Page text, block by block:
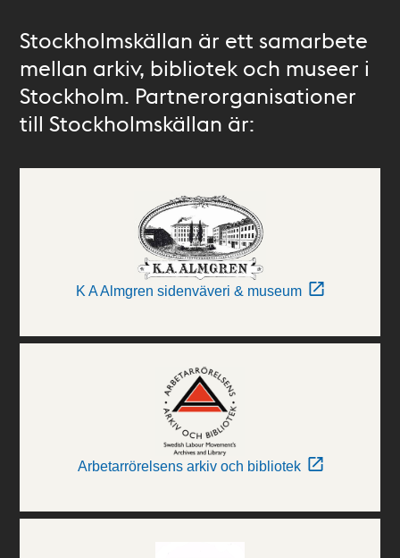
Stockholmskällan är ett samarbete
mellan arkiv, bibliotek och museer i
Stockholm. Partnerorganisationer
till Stockholmskällan är:
K A Almgren sidenväveri & museum
Arbetarrörelsens arkiv och bibliotek